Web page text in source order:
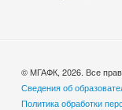
© МГАФК, 2026. Все
Сведения об
Политика обработки